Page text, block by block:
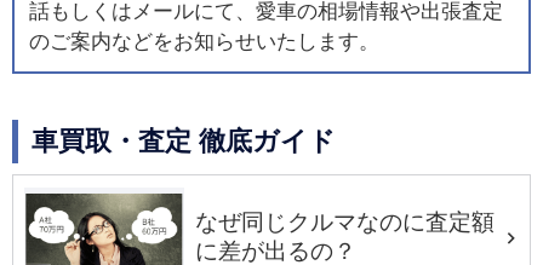
話もしくはメールにて、愛車の相場情報や出張査定
のご案内などをお知らせいたします。
車買取・査定 徹底ガイド
なぜ同じクルマなのに査定額
に差が出るの？